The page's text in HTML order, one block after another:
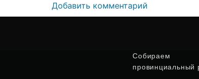
Добавить комментарий
Собираем
провинциальный